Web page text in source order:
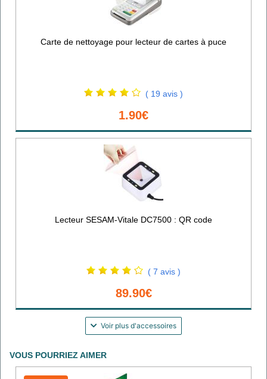
Carte de nettoyage pour lecteur de cartes à puce
( 19 avis )
1.90€
Lecteur SESAM-Vitale DC7500 : QR code
( 7 avis )
89.90€
Voir plus d'accessoires
VOUS POURRIEZ AIMER